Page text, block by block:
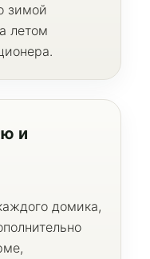
зимой
летом
и
домика,